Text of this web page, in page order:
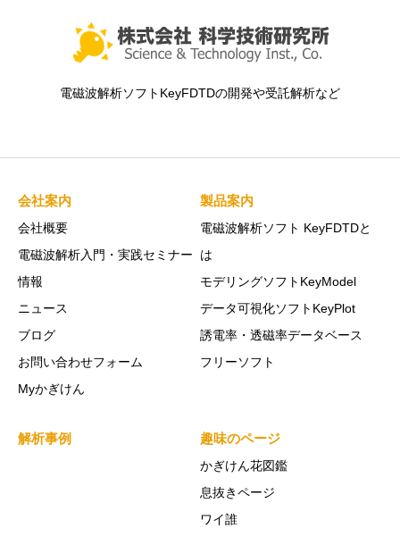
電磁波解析ソフトKeyFDTDの開発や受託解析など
会社案内
会社概要
電磁波解析入門・実践セミナー
情報
ニュース
ブログ
お問い合わせフォーム
Myかぎけん
製品案内
電磁波解析ソフト KeyFDTDと
は
モデリングソフトKeyModel
データ可視化ソフトKeyPlot
誘電率・透磁率データベース
フリーソフト
解析事例 趣味のページ
かぎけん花図鑑
息抜きページ
ワイ誰